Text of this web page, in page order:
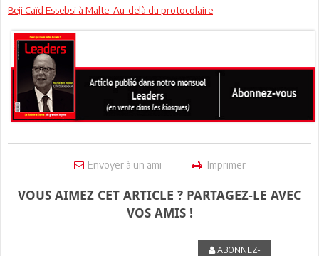
Beji Caïd Essebsi à Malte: Au-delà du protocolaire
Envoyer à un ami Imprimer
VOUS AIMEZ CET ARTICLE ? PARTAGEZ-LE AVEC
VOS AMIS !
ABONNEZ-